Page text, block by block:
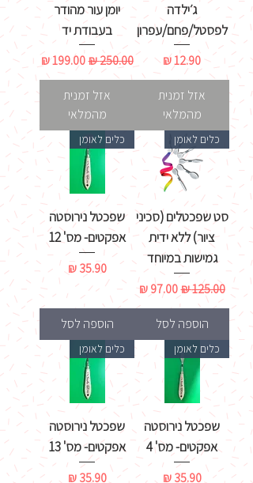
ג׳ילדה
לפסטל/פחם/עפרון
מחיר
אזל זמנית
מהמלאי
יומן עור מהודר
בעבודת יד
מחיר רגיל‏250.00 ‏₪ מחיר מבצע‏199.00 ‏₪
אזל זמנית
מהמלאי
כלים לאומן
סט שפכטלים (סכיני
ציור) ללא ידית
גמישות במיוחד
מחיר רגיל‏125.00 ‏₪ מחיר מבצע‏97.00 ‏₪
הוספה לסל
כלים לאומן
שפכטל נירוסטה
אפקטים- מס' 12
מחיר‏35.90 ‏₪
הוספה לסל
כלים לאומן
שפכטל נירוסטה
אפקטים- מס' 4
מחיר‏35.90 ‏₪
כלים לאומן
שפכטל נירוסטה
אפקטים- מס' 13
מחיר‏35.90 ‏₪